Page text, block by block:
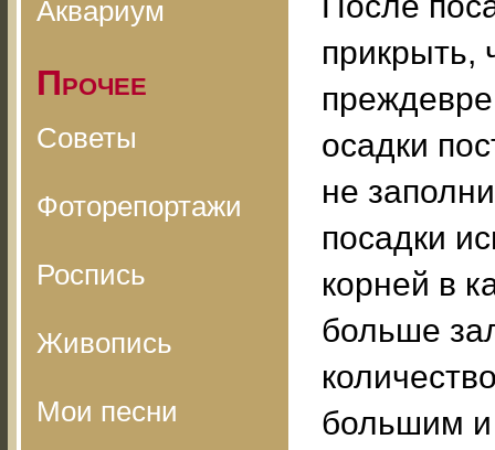
Аквариум
Прочее
Советы
Фоторепортажи
Роспись
Живопись
Мои песни
прикрыть,
осадки
не
посадки
корней в
больше
большим